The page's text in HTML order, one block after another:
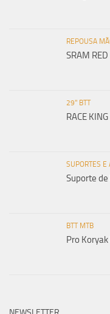
REPOUSA
SRAM RED
29" BTT
RACE KING
SUPORTES E
Suporte
BTT MTB
Pro